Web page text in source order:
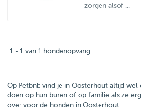
zorgen alsof ...
1 - 1 van 1 hondenopvang
Op Petbnb vind je in Oosterhout altijd wel
doen op hun buren of op familie als ze
over voor de honden in Oosterhout.